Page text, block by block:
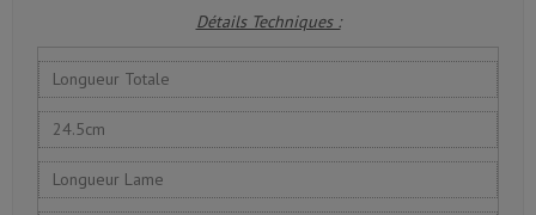
Détails Techniques :
Longueur Totale
24.5cm
Longueur Lame